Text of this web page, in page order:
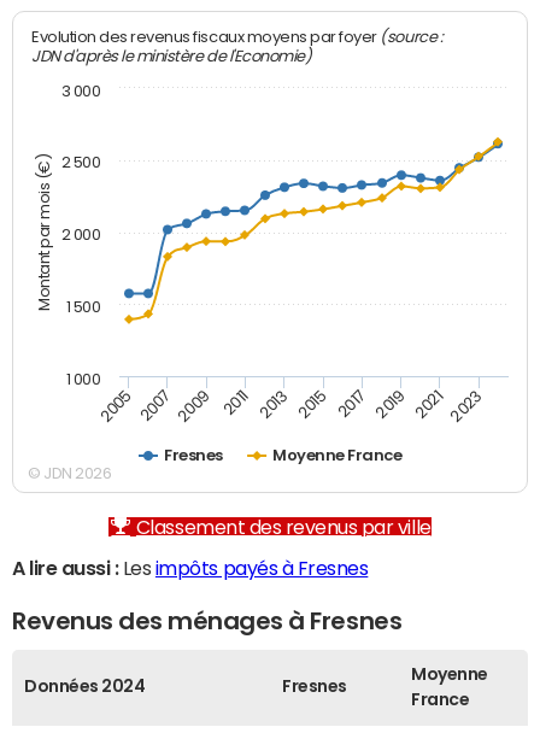
Montant par mois (€)
Evolution des revenus fiscaux moyens par foyer (source :
JDN d'après le ministère de l'Economie)
Fresnes Moyenne France
2005 2007 2009 2011 2013 2015 2017 2019 2021 2023
1 000
1 500
2 000
2 500
3 000
© JDN 2026
Classement des revenus par ville
A lire aussi :Les impôts payés à Fresnes
Revenus des ménages à Fresnes
Données 2024 Fresnes
Moyenne
France